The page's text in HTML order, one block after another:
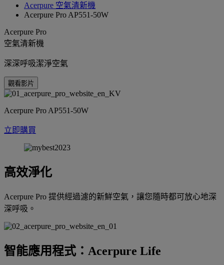
Acerpure 空氣清新機
Acerpure Pro AP551-50W
Acerpure Pro
空氣清新機
深深呼吸潔淨空氣
觀看影片
Acerpure Pro AP551-50W
立即購買
高效淨化
Acerpure Pro 提供經過濾的新鮮空氣，讓您隨時都可放心地深
深呼吸。
智能應用程式：Acerpure Life